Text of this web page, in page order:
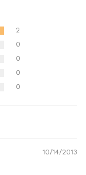
2
0
0
0
0
10/14/2013